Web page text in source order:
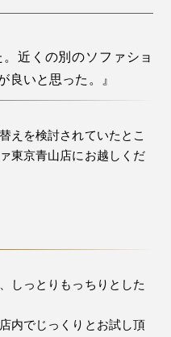
近くの別のソファショ
良いと思った。』
えを検討されていたとこ
東京青山店にお越しくだ
しっとりもっちりとした
内でじっくりとお試し頂